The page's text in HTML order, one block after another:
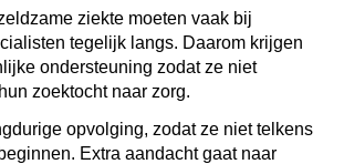
ziekte moeten vaak bij
tegelijk langs. Daarom krijgen
ondersteuning zodat ze niet
zoektocht naar zorg.
opvolging, zodat ze niet telkens
Extra aandacht gaat naar